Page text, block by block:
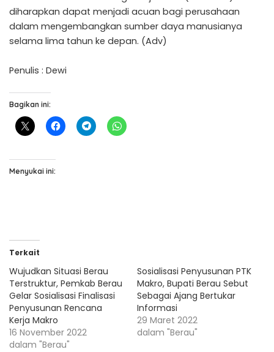
diharapkan dapat menjadi acuan bagi perusahaan
dalam mengembangkan sumber daya manusianya
selama lima tahun ke depan. (Adv)
Penulis : Dewi
Bagikan ini:
Menyukai ini:
Terkait
Wujudkan Situasi Berau
Terstruktur, Pemkab Berau
Gelar Sosialisasi Finalisasi
Penyusunan Rencana
Kerja Makro
16 November 2022
dalam "Berau"
Sosialisasi Penyusunan PTK
Makro, Bupati Berau Sebut
Sebagai Ajang Bertukar
Informasi
29 Maret 2022
dalam "Berau"